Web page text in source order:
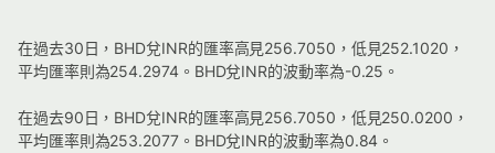
在過去30日，BHD兌INR的匯率高見256.7050，低見252.1020，
平均匯率則為254.2974。BHD兌INR的波動率為-0.25。
在過去90日，BHD兌INR的匯率高見256.7050，低見250.0200，
平均匯率則為253.2077。BHD兌INR的波動率為0.84。